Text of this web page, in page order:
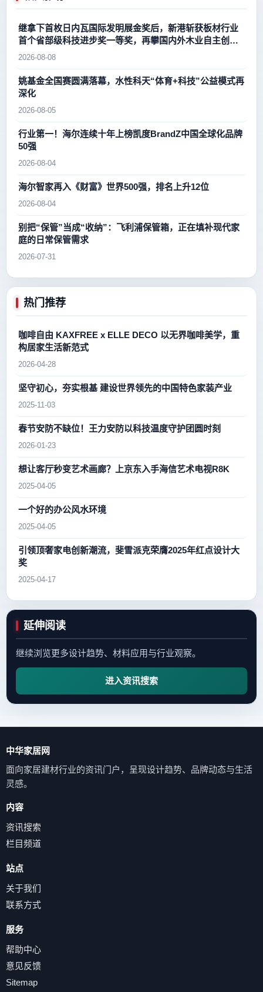
继拿下首枚日内瓦国际发明展金奖后，新港斩获板材行业
首个省部级科技进步奖一等奖，再攀国内外木业自主创新
新高峰
2026-08-08
姚基金全国赛圆满落幕，水性科天“体育+科技”公益模式再
深化
2026-08-05
行业第一！海尔连续十年上榜凯度BrandZ中国全球化品牌
50强
2026-08-04
海尔智家再入《财富》世界500强，排名上升12位
2026-08-04
别把“保管”当成“收纳”：飞利浦保管箱，正在填补现代家
庭的日常保管需求
2026-07-31
热门推荐
咖啡自由 KAXFREE x ELLE DECO 以无界咖啡美学，重
构居家生活新范式
2026-04-28
坚守初心，夯实根基 建设世界领先的中国特色家装产业
2025-11-03
春节安防不缺位！王力安防以科技温度守护团圆时刻
2026-01-23
想让客厅秒变艺术画廊？上京东入手海信艺术电视R8K
2025-04-05
一个好的办公风水环境
2025-04-05
引领顶奢家电创新潮流，斐雪派克荣膺2025年红点设计大
奖
2025-04-17
延伸阅读
继续浏览更多设计趋势、材料应用与行业观察。
进入资讯搜索
中华家居网
面向家居建材行业的资讯门户，呈现设计趋势、品牌动态与生活
灵感。
内容
资讯搜索
栏目频道
站点
关于我们
联系方式
服务
帮助中心
意见反馈
Sitemap